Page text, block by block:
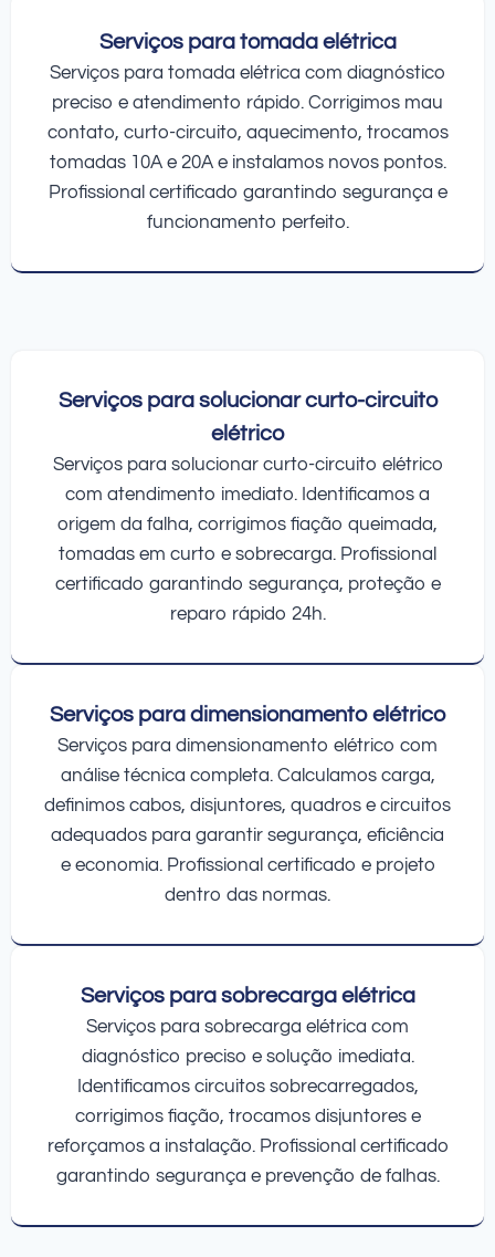
Serviços para tomada elétrica
Serviços para tomada elétrica com diagnóstico
preciso e atendimento rápido. Corrigimos mau
contato, curto-circuito, aquecimento, trocamos
tomadas 10A e 20A e instalamos novos pontos.
Profissional certificado garantindo segurança e
funcionamento perfeito.
Serviços para solucionar curto-circuito
elétrico
Serviços para solucionar curto-circuito elétrico
com atendimento imediato. Identificamos a
origem da falha, corrigimos fiação queimada,
tomadas em curto e sobrecarga. Profissional
certificado garantindo segurança, proteção e
reparo rápido 24h.
Serviços para dimensionamento elétrico
Serviços para dimensionamento elétrico com
análise técnica completa. Calculamos carga,
definimos cabos, disjuntores, quadros e circuitos
adequados para garantir segurança, eficiência
e economia. Profissional certificado e projeto
dentro das normas.
Serviços para sobrecarga elétrica
Serviços para sobrecarga elétrica com
diagnóstico preciso e solução imediata.
Identificamos circuitos sobrecarregados,
corrigimos fiação, trocamos disjuntores e
reforçamos a instalação. Profissional certificado
garantindo segurança e prevenção de falhas.